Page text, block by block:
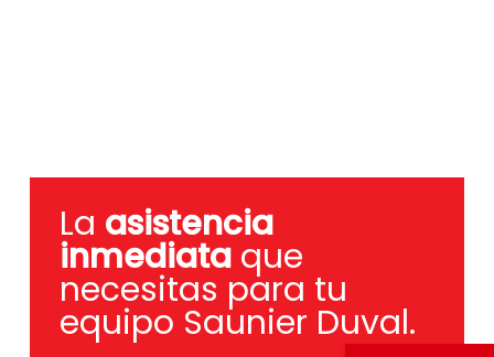
La asistencia
inmediataque
necesitas para tu
equipo Saunier Duval.